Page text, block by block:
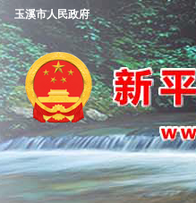
玉溪市人民政府